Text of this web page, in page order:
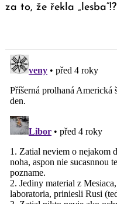
za to, že řekla „lesba“!?